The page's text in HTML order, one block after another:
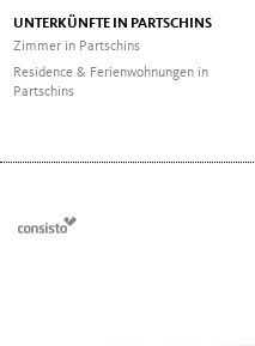
UNTERKÜNFTE IN PARTSCHINS
Zimmer in Partschins
Residence & Ferienwohnungen in
Partschins